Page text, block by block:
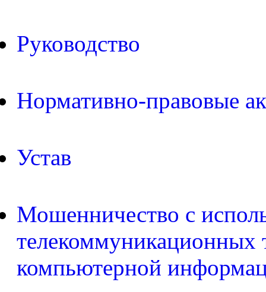
Руководство
Нормативно-правовые
Устав
Мошенничество с
телекоммуникационных
компьютерной